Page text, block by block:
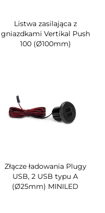
Listwa zasilająca z
gniazdkami Vertikal Push
100 (Ø100mm)
Złącze ładowania Plugy
USB, 2 USB typu A
(Ø25mm) MINILED